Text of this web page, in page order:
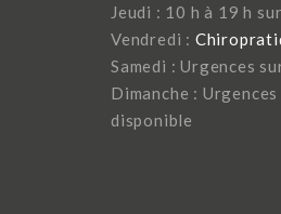
Jeudi : 10 h à 19 h
Vendredi :
Samedi : Urgences
Dimanche :
disponible